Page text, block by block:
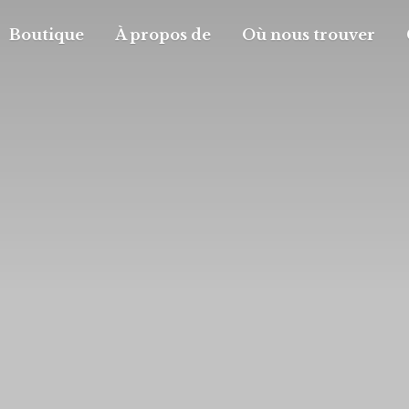
Boutique À propos de Où nous trouver